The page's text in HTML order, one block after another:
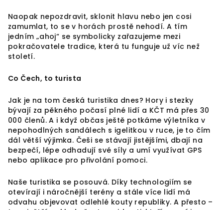
Naopak nepozdravit, sklonit hlavu nebo jen cosi
zamumlat, to se v horách prostě nehodí. A tím
jedním „ahoj“ se symbolicky zařazujeme mezi
pokračovatele tradice, která tu funguje už víc než
století.
Co Čech, to turista
Jak je na tom česká turistika dnes? Hory i stezky
bývají za pěkného počasí plné lidí a KČT má přes 30
000 členů. A i když občas ještě potkáme výletníka v
nepohodlných sandálech s igelitkou v ruce, je to čím
dál větší výjimka. Češi se stávají jistějšími, dbají na
bezpečí, lépe odhadují své síly a umí využívat GPS
nebo aplikace pro přivolání pomoci.
Naše turistika se posouvá. Díky technologiím se
otevírají i náročnější terény a stále více lidí má
odvahu objevovat odlehlé kouty republiky. A přesto –